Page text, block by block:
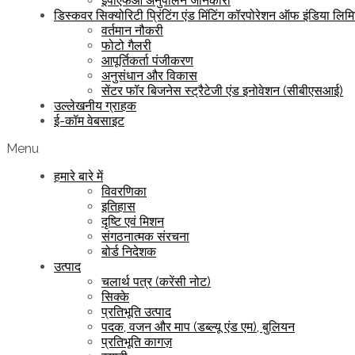
डिस्कवर सिक्योरिटी प्रिंटिंग एंड मिंटिंग कॉरपोरेशन ऑफ इंडिया
वर्तमान नौकरी
फोटो गैलरी
आपूर्तिकर्ता पंजीकरण
अनुसंधान और विकास
सेंटर फॉर बिजनेस स्ट्रैटेजी एंड इनोवेशन (सीबीएसआई)
उल्लेखनीय ग्राहक
ई-कॉम वेबसाइट
Menu
हमारे बारे में
विवरणिका
इतिहास
दृष्टि एवं मिशन
संगठनात्मक संरचना
बोर्ड निदेशक
उत्पाद
चलार्थ पत्र (करेंसी नोट)
सिक्के
प्रतिभूति उत्पाद
पदक, वजन और माप (डब्ल्यू एंड एम), बुलियन
प्रतिभूति कागज़